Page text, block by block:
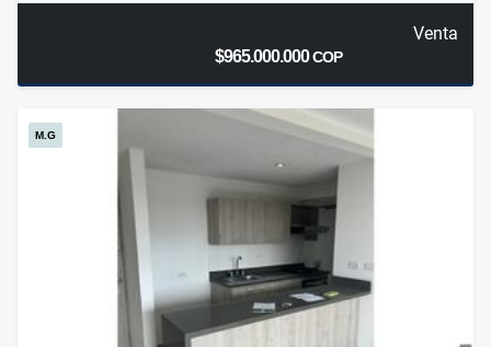
Venta
$965.000.000COP
M.G